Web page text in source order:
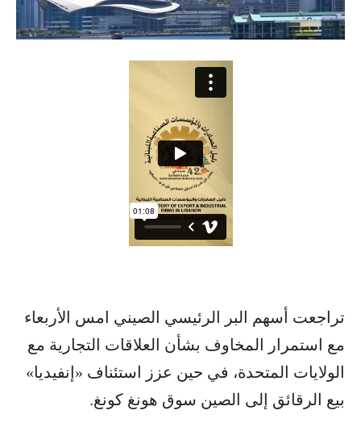
تراجعت أسهم البر الرئيسي الصيني امس الأربعاء
مع استمرار المخاوف بشأن العلاقات التجارية مع
الولايات المتحدة، في حين عزز استئناف «إنفيديا»
بيع الرقائق إلى الصين سوق هونغ كونغ.